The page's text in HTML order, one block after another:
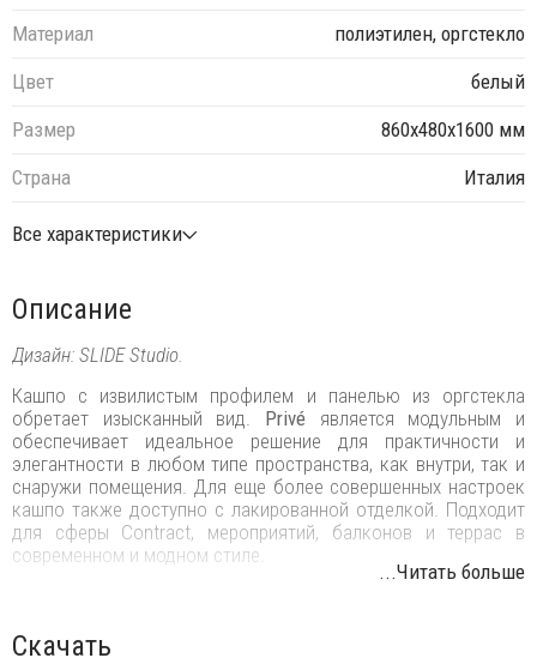
Материал
полиэтилен, оргстекло
Цвет
белый
Размер
860х480х1600 мм
Страна
Италия
Все характеристики
Описание
Дизайн: SLIDE Studio.
Кашпо с извилистым профилем и панелью из оргстекла
обретает изысканный вид. Privé является модульным и
обеспечивает идеальное решение для практичности и
элегантности в любом типе пространства, как внутри, так и
снаружи помещения. Для еще более совершенных настроек
кашпо также доступно с лакированной отделкой. Подходит
для сферы Contract, мероприятий, балконов и террас в
современном и модном стиле.
Год выпуска: 2013.
...Читать больше
Скачать